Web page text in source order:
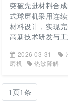
突破先进材料合
式球磨机采用连
材料设计，实现
高新技术研发与工
2026-03-31
磨机
热敏降解
1页1条